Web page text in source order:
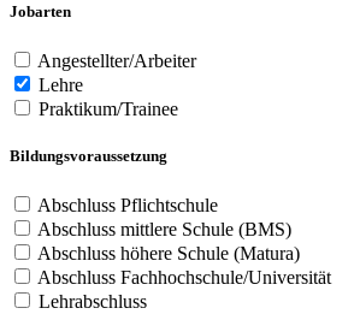
Jobarten
Angestellter/Arbeiter
Lehre
Praktikum/Trainee
Bildungsvoraussetzung
Abschluss Pflichtschule
Abschluss mittlere Schule (BMS)
Abschluss höhere Schule (Matura)
Abschluss Fachhochschule/Universität
Lehrabschluss